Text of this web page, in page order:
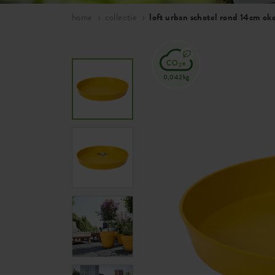
home collectie loft urban schotel rond 14cm
0,042kg